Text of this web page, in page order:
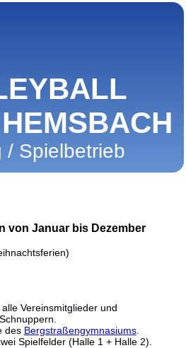
/ Spielbetrieb
von Januar bis Dezember
Vereinsmitglieder und
des Bergstraßengymnasiums.
Spielfelder (Halle 1 + Halle 2).